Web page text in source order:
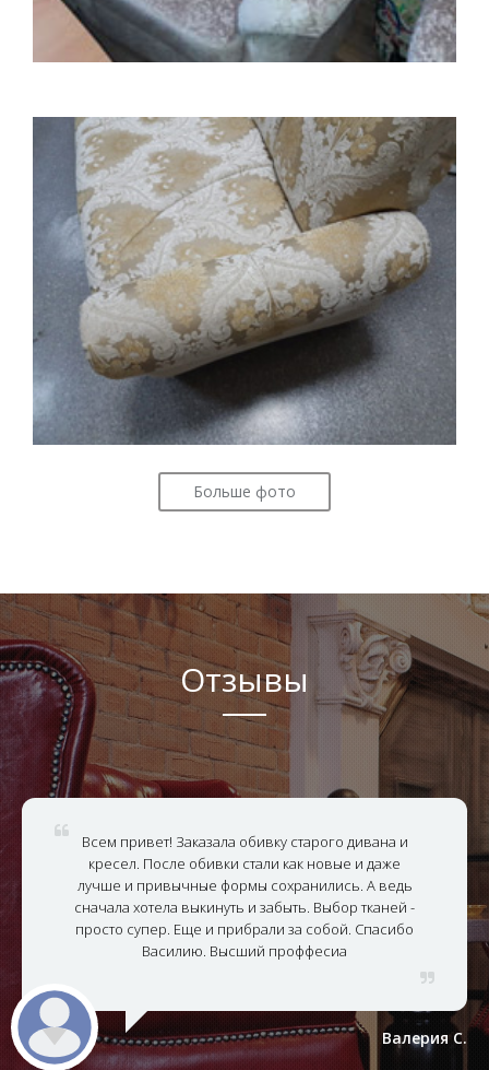
Больше фото
Отзывы
Всем привет! Заказала обивку старого дивана и
кресел. После обивки стали как новые и даже
лучше и привычные формы сохранились. А ведь
сначала хотела выкинуть и забыть. Выбор тканей -
просто супер. Еще и прибрали за собой. Спасибо
Василию. Высший проффесиа
Валерия С.